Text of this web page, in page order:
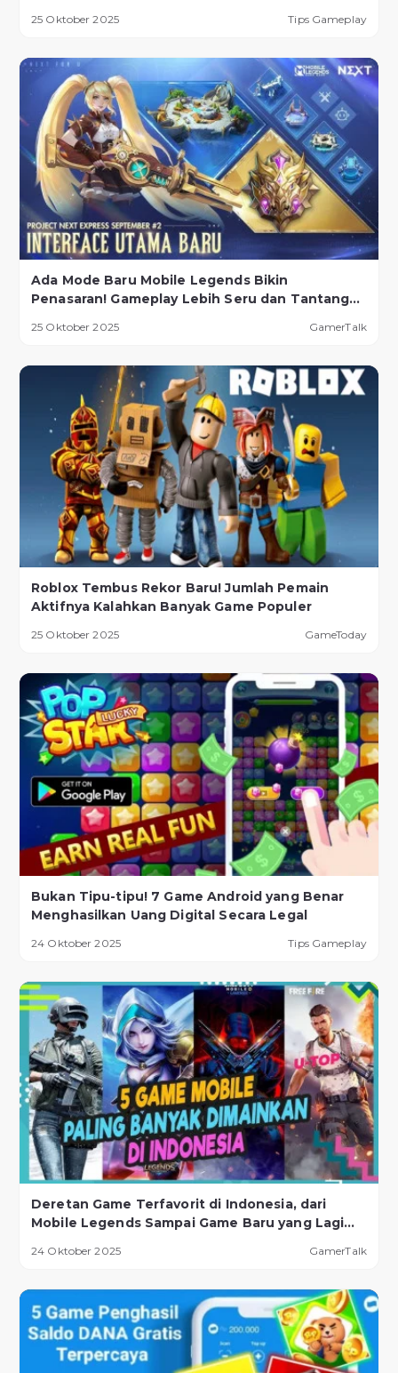
25 Oktober 2025 Tips Gameplay
Ada Mode Baru Mobile Legends Bikin
Penasaran! Gameplay Lebih Seru dan Tantangan
25 Oktober 2025 GamerTalk
Roblox Tembus Rekor Baru! Jumlah Pemain
Aktifnya Kalahkan Banyak Game Populer
25 Oktober 2025 GameToday
Bukan Tipu-tipu! 7 Game Android yang Benar
Menghasilkan Uang Digital Secara Legal
24 Oktober 2025 Tips Gameplay
Deretan Game Terfavorit di Indonesia, dari
Mobile Legends Sampai Game Baru yang Lagi
24 Oktober 2025 GamerTalk